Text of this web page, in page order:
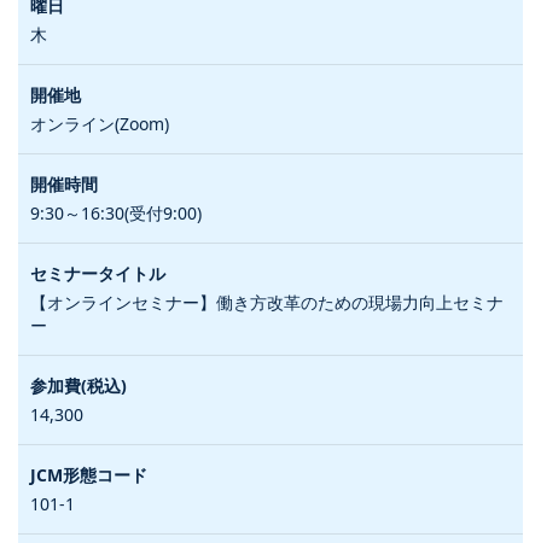
木
オンライン(Zoom)
9:30～16:30(受付9:00)
【オンラインセミナー】働き方改革のための現場力向上セミナ
ー
14,300
101-1